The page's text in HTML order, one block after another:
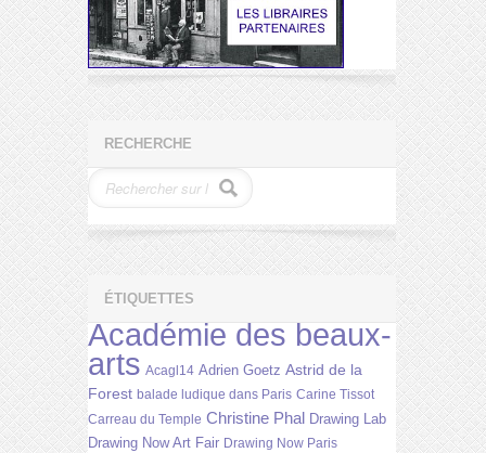
RECHERCHE
ÉTIQUETTES
Académie des beaux-
arts Acagl14 Adrien Goetz Astrid de la
Forest balade ludique dans Paris Carine Tissot
Carreau du Temple Christine Phal Drawing Lab
Drawing Now Art Fair Drawing Now Paris